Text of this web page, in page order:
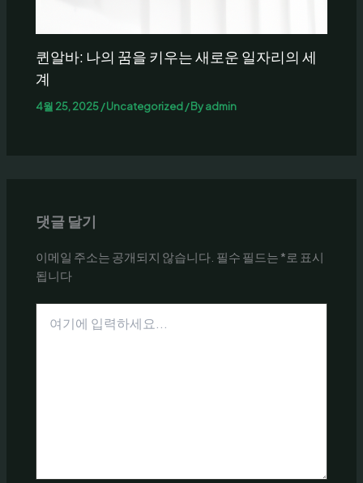
퀸알바: 나의 꿈을 키우는 새로운 일자리의 세
계
4월 25, 2025/Uncategorized/ Byadmin
댓글 달기
이메일 주소는 공개되지 않습니다. 필수 필드는 *로 표시
됩니다